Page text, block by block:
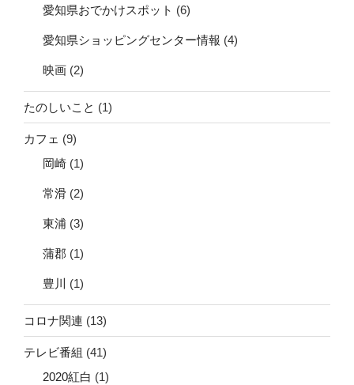
愛知県おでかけスポット (6)
愛知県ショッピングセンター情報 (4)
映画 (2)
たのしいこと (1)
カフェ (9)
岡崎 (1)
常滑 (2)
東浦 (3)
蒲郡 (1)
豊川 (1)
コロナ関連 (13)
テレビ番組 (41)
2020紅白 (1)